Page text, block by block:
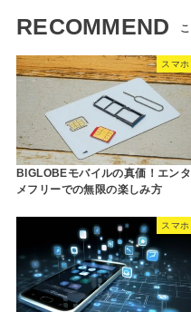
RECOMMEND
スマホ
BIGLOBEモバイルの真価！エンタ
メフリーでの無限の楽しみ方
スマホ